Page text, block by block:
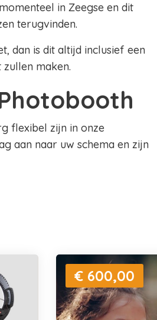
in Zeegse en dit
terugvinden.
dan is dit altijd inclusief een
maken.
flexibel zijn in onze
aan naar uw schema en zijn
€ 600,00